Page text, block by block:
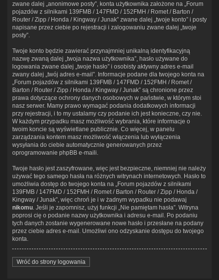
zwane dalej „anonimowe posty”, konta użytkownika założone na „Forum
pojazdów z silnikami 139FMB / 147FMD / 152FMH / Romet / Barton /
Router / Zipp / Honda / Kingway / Junak” zwane dalej „twoje konto” i posty
napisane przez ciebie po rejestracji i zalogowaniu zwane dalej „twoje
posty”.
Twoje konto będzie zawierać przynajmniej unikalną identyfikacyjną
nazwę zwaną dalej „twoja nazwa użytkownika”, hasło używane do
logowania zwane dalej „twoje hasło” i osobisty aktywny adres e-mail
zwany dalej „twój adres e-mail”. Informacje podane dla twojego konta na
„Forum pojazdów z silnikami 139FMB / 147FMD / 152FMH / Romet /
Barton / Router / Zipp / Honda / Kingway / Junak” są chronione przez
prawa dotyczące ochrony danych osobowych w państwie, w którym stoi
nasz serwer. Mamy prawo wymagać podania dodatkowych informacji
przy rejestracji, i to my ustalamy czy podanie ich jest konieczne, czy nie.
W każdym przypadku masz możliwość wybrania, które informacje o
twoim koncie są wyświetlane publicznie. Co więcej, w panelu
zarządzania kontem masz możliwość włączenia lub wyłączenia
wysyłania do ciebie automatycznie generowanych przez
oprogramowanie phpBB e-maili.
Twoje hasło jest zaszyfrowane, więc jest bezpieczne, niemniej nie należy
używać tego samego hasła na różnych witrynach internetowych. Hasło to
umożliwia dostęp do twojego konta na „Forum pojazdów z silnikami
139FMB / 147FMD / 152FMH / Romet / Barton / Router / Zipp / Honda /
Kingway / Junak”, więc chroń je i w żadnym wypadku nie podawaj
nikomu. Jeśli je zapomnisz, użyj funkcji „Nie pamiętam hasła”. Witryna
poprosi cię o podanie nazwy użytkownika i adresu e-mail. Po podaniu
tych danych zostanie wygenerowane nowe hasło i przesłane na podany
przez ciebie adres e-mail. Umożliwi ono odzyskanie dostępu do twojego
konta.
Wróć do strony logowania